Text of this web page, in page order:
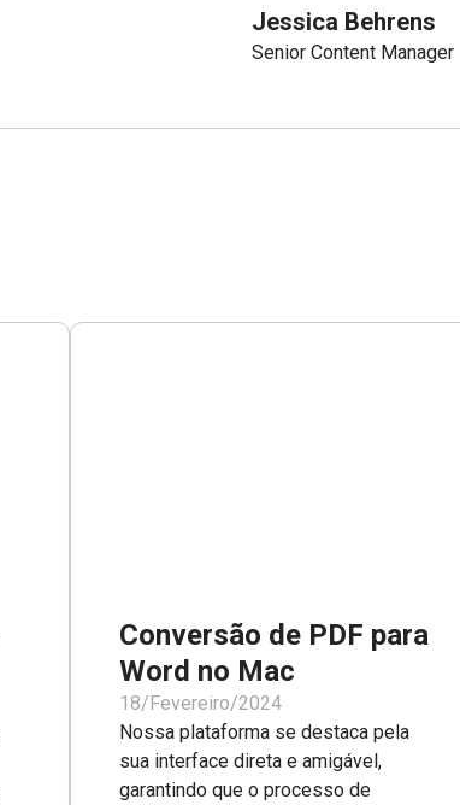
Jessica Behrens
Senior Content Manager
Conversão de PDF para
Word no Mac
18/Fevereiro/2024
Nossa plataforma se destaca pela
sua interface direta e amigável,
garantindo que o processo de